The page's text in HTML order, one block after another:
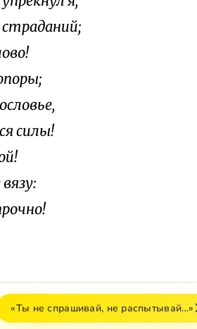
силы!
«Ты не спрашивай, не распытывай…»